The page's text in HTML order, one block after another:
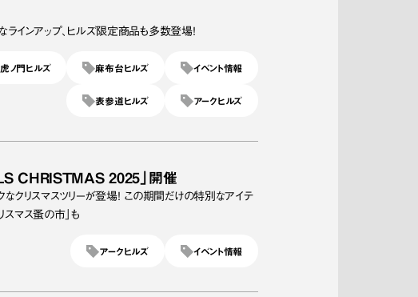
ラインアップ、ヒルズ限定商品も多数登場！
イベント情報
麻布台ヒルズ
虎ノ門ヒルズ
アークヒルズ
表参道ヒルズ
CHRISTMAS 2025」開催
クなクリスマスツリーが登場！ この期間だけの特別なアイテ
スマス蚤の市」も
イベント情報
アークヒルズ